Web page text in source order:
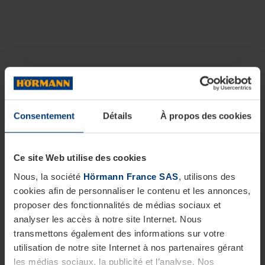
Consentement Détails À propos des cookies
Ce site Web utilise des cookies
Nous, la société Hörmann France SAS, utilisons des
cookies afin de personnaliser le contenu et les annonces,
proposer des fonctionnalités de médias sociaux et
analyser les accès à notre site Internet. Nous
transmettons également des informations sur votre
utilisation de notre site Internet à nos partenaires gérant
les médias sociaux, la publicité et l’analyse. Nos